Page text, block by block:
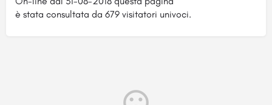
è stata consultata da 679 visitatori univoci.